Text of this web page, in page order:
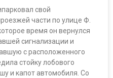
свой
части по улице Ф.
время он вернулся
сигнализации и
с расположенного
стойку лобового
и капот автомобиля. Со